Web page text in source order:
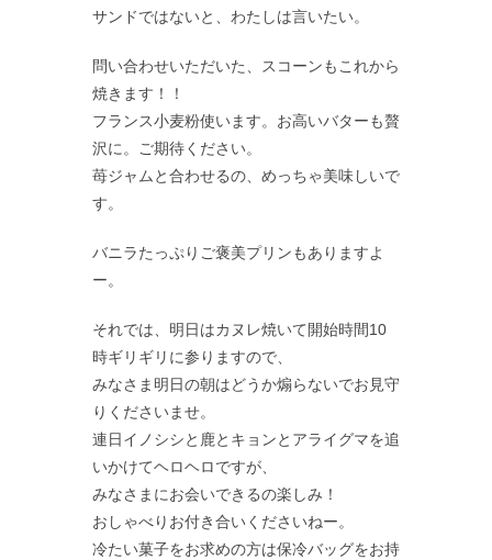
サンドではないと、わたしは言いたい。
問い合わせいただいた、スコーンもこれから
焼きます！！
フランス小麦粉使います。お高いバターも贅
沢に。ご期待ください。
苺ジャムと合わせるの、めっちゃ美味しいで
す。
バニラたっぷりご褒美プリンもありますよ
ー。
それでは、明日はカヌレ焼いて開始時間10
時ギリギリに参りますので、
みなさま明日の朝はどうか煽らないでお見守
りくださいませ。
連日イノシシと鹿とキョンとアライグマを追
いかけてヘロヘロですが、
みなさまにお会いできるの楽しみ！
おしゃべりお付き合いくださいねー。
冷たい菓子をお求めの方は保冷バッグをお持